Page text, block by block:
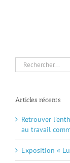
Rechercher:
Articles récents
Retrouver
au travail
Exposition «